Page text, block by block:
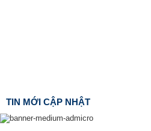
TIN MỚI CẬP NHẬT